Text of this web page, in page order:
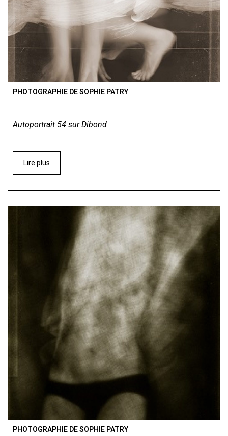
PHOTOGRAPHIE DE SOPHIE PATRY
Autoportrait 54 sur Dibond
Lire plus
PHOTOGRAPHIE DE SOPHIE PATRY